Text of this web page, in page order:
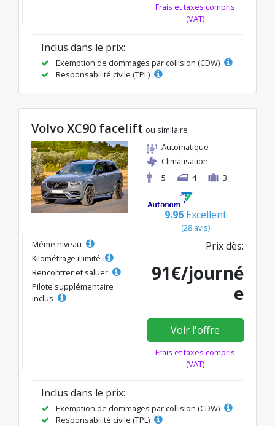
Frais et taxes compris
(VAT)
Inclus dans le prix:
Exemption de dommages par collision (CDW)
Responsabilité civile (TPL)
Volvo XC90 facelift ou similaire
Automatique
Climatisation
5
4 3
9.96 Excellent
(28 avis)
Même niveau
Kilométrage illimité
Rencontrer et saluer
Pilote supplémentaire
inclus
Prix dès:
91€/journé
e
Voir l'offre
Frais et taxes compris
(VAT)
Inclus dans le prix:
Exemption de dommages par collision (CDW)
Responsabilité civile (TPL)